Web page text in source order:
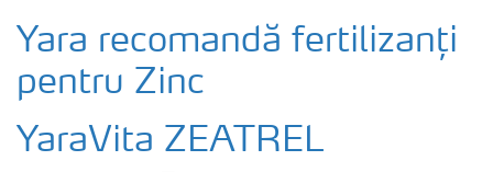
Yara recomandă fertilizanți
pentru Zinc
YaraVita ZEATREL